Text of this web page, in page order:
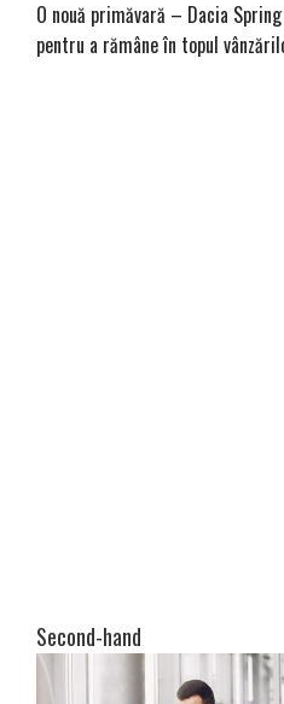
O nouă primăvară – Dacia
pentru a rămâne în topul
Second-hand